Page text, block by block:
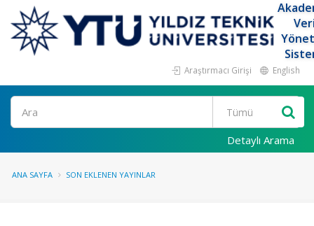
Araştırmacı Girişi English
Ara
Detaylı Arama
ANA SAYFA SON EKLENEN YAYINLAR